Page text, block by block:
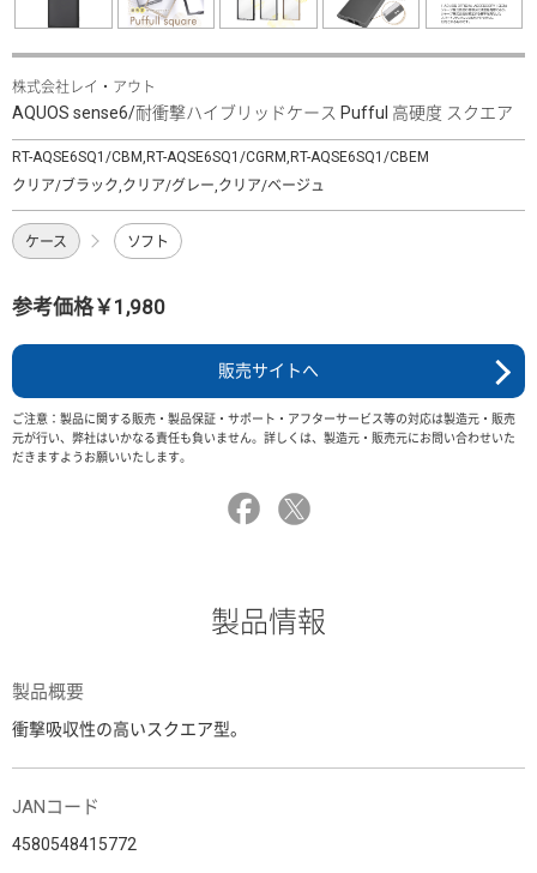
株式会社レイ・アウト
AQUOS sense6/耐衝撃ハイブリッドケース Pufful 高硬度 スクエア
RT-AQSE6SQ1/CBM,RT-AQSE6SQ1/CGRM,RT-AQSE6SQ1/CBEM
クリア/ブラック,クリア/グレー,クリア/ベージュ
ケース ソフト
参考価格￥1,980
販売サイトへ
ご注意：製品に関する販売・製品保証・サポート・アフターサービス等の対応は製造元・販売
元が行い、弊社はいかなる責任も負いません。詳しくは、製造元・販売元にお問い合わせいた
だきますようお願いいたします。
製品情報
製品概要
衝撃吸収性の高いスクエア型。
JANコード
4580548415772